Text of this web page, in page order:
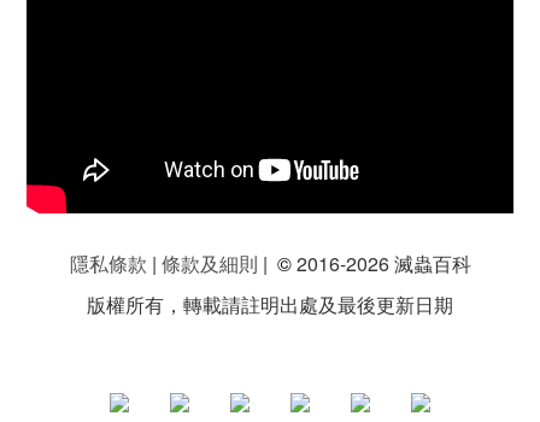
隱私條款 | 條款及細則 | ©2016-2026 滅蟲百科
版權所有，轉載請註明出處及最後更新日期